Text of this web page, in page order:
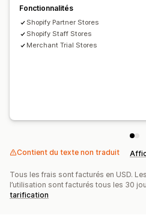
Affichage des disponibilités en
Fonctionnalités
Shopify Partner Stores
Shopify Staff Stores
Merchant Trial Stores
Contient du texte non traduit
Tous les frais sont facturés en USD.
l’utilisation sont facturés tous les 30
tarification